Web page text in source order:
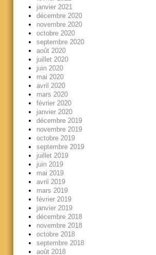
janvier 2021
décembre 2020
novembre 2020
octobre 2020
septembre 2020
août 2020
juillet 2020
juin 2020
mai 2020
avril 2020
mars 2020
février 2020
janvier 2020
décembre 2019
novembre 2019
octobre 2019
septembre 2019
juillet 2019
juin 2019
mai 2019
avril 2019
mars 2019
février 2019
janvier 2019
décembre 2018
novembre 2018
octobre 2018
septembre 2018
août 2018